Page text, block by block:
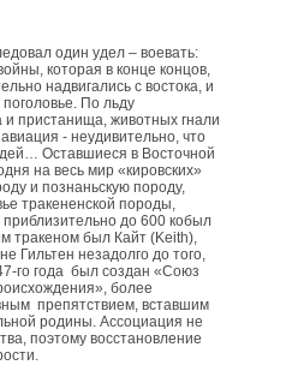
один удел – воевать:
которая в конце концов,
надвигались с востока, и
По льду
и пристанища, животных гнали
- неудивительно, что
Оставшиеся в Восточной
на весь мир «кировских»
и познаньскую породу,
тракененской породы,
до 600 кобыл
тракеном был Кайт (Keith),
Гильтен незадолго до того,
го года был создан «Союз
более
препятствием, вставшим
родины. Ассоциация не
поэтому восстановление